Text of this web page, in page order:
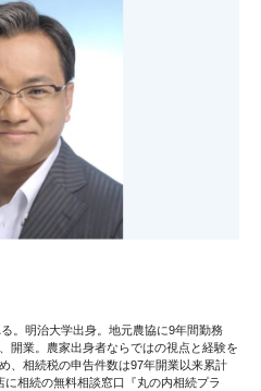
。明治大学出身。地元農協に9年間勤務
開業。農家出身者ならではの視点と経験を
、相続税の申告件数は97年開業以来累計
相続の無料相談窓口『丸の内相続プラ